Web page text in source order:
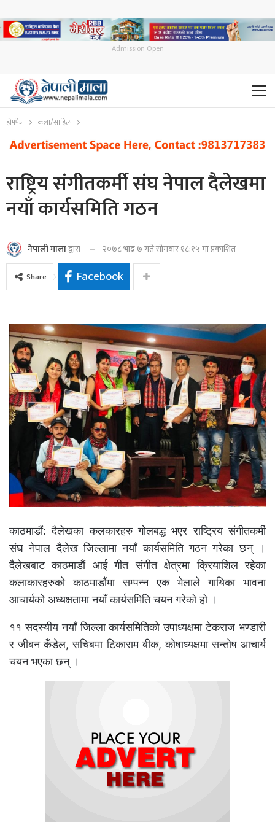
Admission Open
होमपेज कला/साहित्य
राष्ट्रिय संगीतकर्मी संघ नेपाल दैलेखमा
नयाँ कार्यसमिति गठन
नेपाली मालाद्वारा २०७८ भाद्र ७ गते सोमबार १८:१५ मा प्रकाशित
Share Facebook
काठमाडौं: दैलेखका कलकारहरु गोलबद्ध भएर राष्ट्रिय संगीतकर्मी
संघ नेपाल दैलेख जिल्लामा नयाँ कार्यसमिति गठन गरेका छन् ।
दैलेखबाट काठमाडौं आई गीत संगीत क्षेत्रमा क्रियाशिल रहेका
कलाकारहरुको काठमाडौंमा सम्पन्न एक भेलाले गायिका भावना
आचार्यको अध्यक्षतामा नयाँ कार्यसमिति चयन गरेको हो ।
११ सदस्यीय नयाँ जिल्ला कार्यसमितिको उपाध्यक्षमा टेकराज भण्डारी
र जीबन कँडेल, सचिबमा टिकाराम बीक, कोषाध्यक्षमा सन्तोष आचार्य
चयन भएका छन् ।